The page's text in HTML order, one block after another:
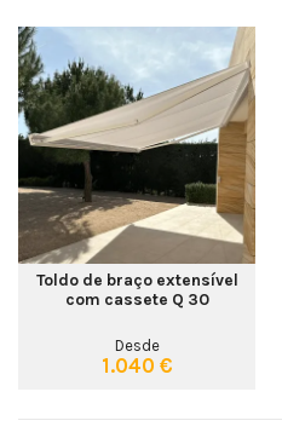
Toldo de braço extensível
com cassete Q 30
Desde
1.040 €